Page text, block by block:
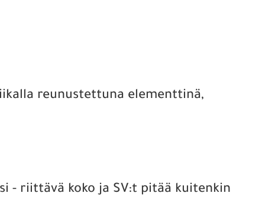
reunustettuna elementtinä,
- riittävä koko ja SV:t pitää kuitenkin